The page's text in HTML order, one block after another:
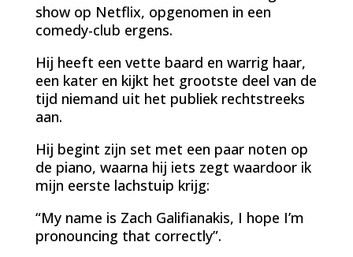
show op Netflix, opgenomen in een
comedy-club ergens.
Hij heeft een vette baard en warrig haar,
een kater en kijkt het grootste deel van de
tijd niemand uit het publiek rechtstreeks
aan.
Hij begint zijn set met een paar noten op
de piano, waarna hij iets zegt waardoor ik
mijn eerste lachstuip krijg:
“My name is Zach Galifianakis, I hope I’m
pronouncing that correctly”.